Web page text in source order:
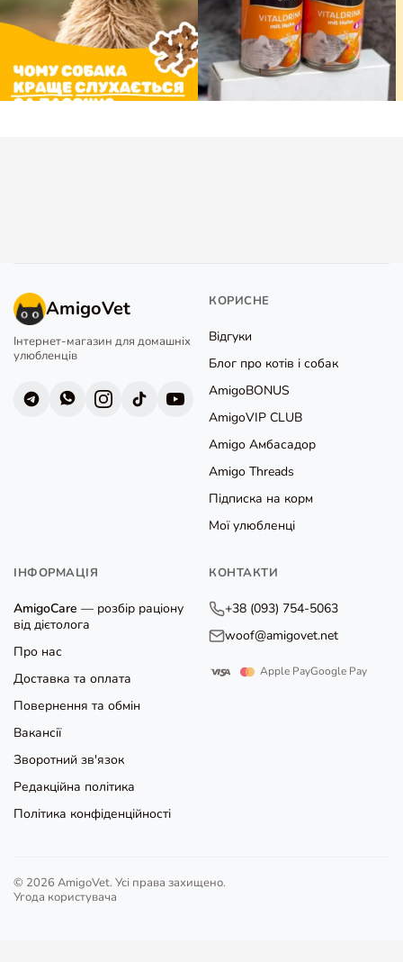
AmigoVet
Інтернет-магазин для домашніх
улюбленців
КОРИСНЕ
Відгуки
Блог про котів і собак
AmigoBONUS
AmigoVIP CLUB
Amigo Амбасадор
Amigo Threads
Підписка на корм
Мої улюбленці
ІНФОРМАЦІЯ
AmigoCare — розбір раціону
від дієтолога
Про нас
Доставка та оплата
Повернення та обмін
Вакансії
Зворотний зв'язок
Редакційна політика
Політика конфіденційності
КОНТАКТИ
+38 (093) 754-5063
woof@amigovet.net
Apple PayGoogle Pay
© 2026 AmigoVet. Усі права захищено.
Угода користувача